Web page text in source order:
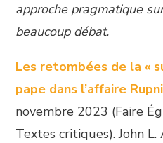
approche pragmatique
beaucoup débat.
Les retombées de la «
pape dans l’affaire
novembre 2023 (Faire
Textes critiques). John L.